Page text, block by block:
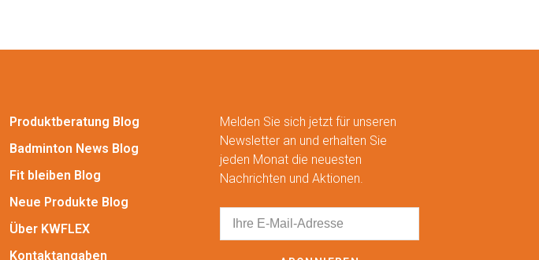
Produktberatung Blog
Badminton News Blog
Fit bleiben Blog
Neue Produkte Blog
Über KWFLEX
Kontaktangaben
Melden Sie sich jetzt für unseren
Newsletter an und erhalten Sie
jeden Monat die neuesten
Nachrichten und Aktionen.